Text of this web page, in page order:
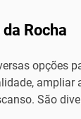
Rocha
opções
ampliar
São